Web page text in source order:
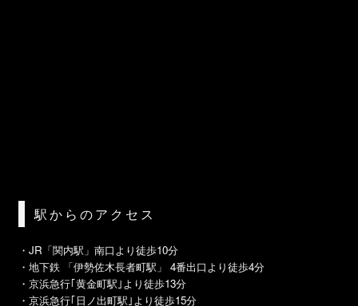
駅からのアクセス
・JR「関内駅」南口より徒歩10分
・地下鉄 「伊勢佐木長者町駅」 4番出口より徒歩4分
・京浜急行｢黄金町駅｣より徒歩13分
・京浜急行｢日ノ出町駅｣より徒歩15分